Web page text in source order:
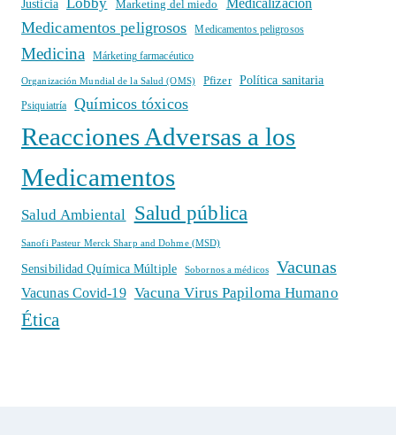
Justicia
Marketing del miedo Medicalización
Medicamentos peligrosos Medicamentos peligrosos
Medicina Márketing farmacéutico
Organización Mundial de la Salud (OMS) Pfizer Política sanitaria
Psiquiatría Químicos tóxicos
Reacciones Adversas a los
Medicamentos
Salud Ambiental Salud pública
Sanofi Pasteur Merck Sharp and Dohme (MSD)
Sensibilidad Química Múltiple Sobornos a médicos Vacunas
Vacunas Covid-19 Vacuna Virus Papiloma Humano
Ética